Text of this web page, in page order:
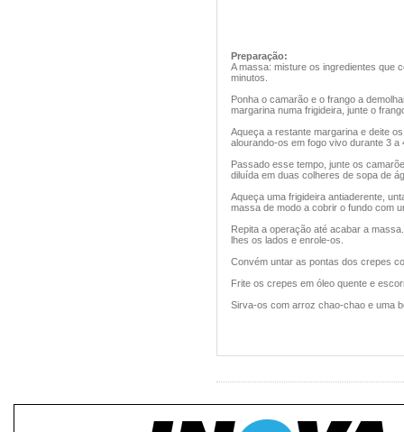
Preparação:
A massa: misture os ingredientes que
minutos.
Ponha o camarão e o frango a
margarina numa frigideira, junte o
Aqueça a restante margarina e deite
alourando-os em fogo vivo durante 3 a
Passado esse tempo, junte os
diluída em duas colheres de sopa de
Aqueça uma frigideira antiaderente,
massa de modo a cobrir o fundo com
Repita a operação até acabar a
lhes os lados e enrole-os.
Convém untar as pontas dos crepes
Frite os crepes em óleo quente e
Sirva-os com arroz chao-chao e uma